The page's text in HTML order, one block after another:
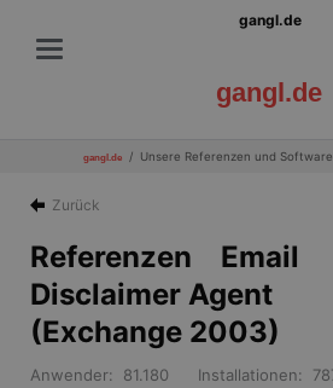
gangl.de
gangl.de
gangl.de Unsere Referenzen und
Zurück
Referenzen Email
Disclaimer Agent
(Exchange 2003)
Anwender: 81.180 Installationen: